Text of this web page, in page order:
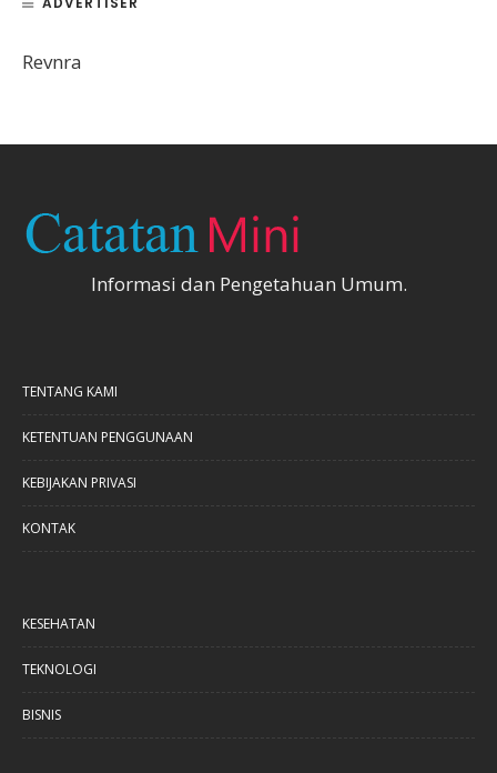
Revnra
Informasi dan Pengetahuan Umum.
TENTANG KAMI
KETENTUAN PENGGUNAAN
KEBIJAKAN PRIVASI
KONTAK
KESEHATAN
TEKNOLOGI
BISNIS